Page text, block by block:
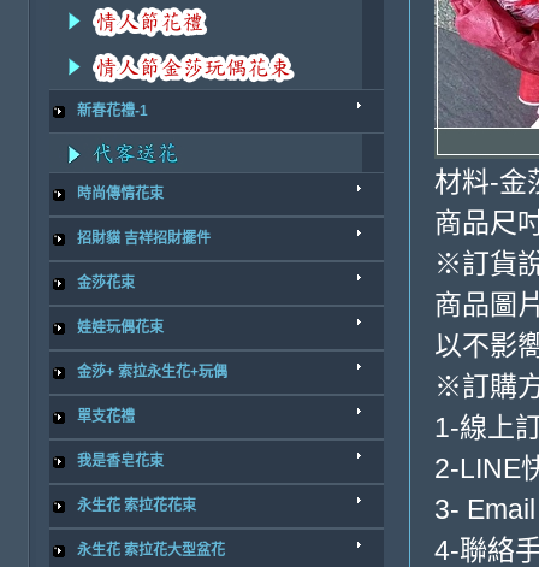
新春花禮-1
時尚傳情花束
招財貓 吉祥招財擺件
金莎花束
娃娃玩偶花束
金莎+ 索拉永生花+玩偶
單支花禮
我是香皂花束
永生花 索拉花花束
永生花 索拉花大型盆花
材料-金
商品尺
※訂貨
商品圖
以不影
※訂購
1-線上
2-LINE
3-
4-聯絡